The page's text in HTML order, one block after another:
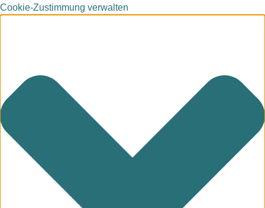
Cookie-Zustimmung verwalten